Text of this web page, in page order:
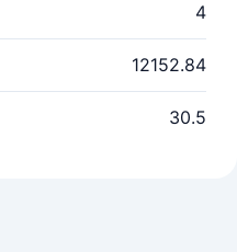
4
12152.84
30.5